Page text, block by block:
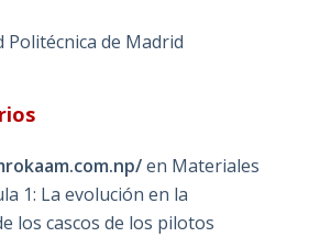
Politécnica de Madrid
en Materiales
1: La evolución en la
los cascos de los pilotos